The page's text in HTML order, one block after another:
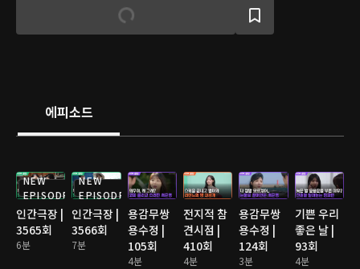
에피소드
NEW
EPISODE
인간극장 |
3565회
6분
NEW
EPISODE
인간극장 |
3566회
7분
용감무쌍
용수정 |
105회
4분
전지적 참
견시점 |
410회
4분
용감무쌍
용수정 |
124회
3분
기쁜 우리
좋은 날 |
93회
4분